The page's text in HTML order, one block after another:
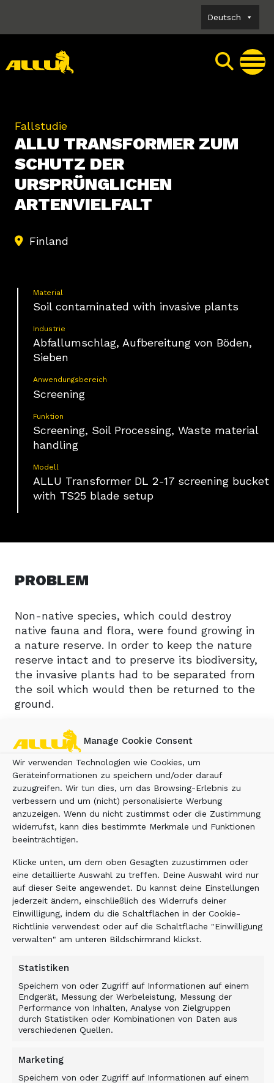
Manage Cookie Consent
Wir verwenden Technologien wie Cookies, um
Geräteinformationen zu speichern und/oder darauf
zuzugreifen. Wir tun dies, um das Browsing-Erlebnis zu
verbessern und um (nicht) personalisierte Werbung
anzuzeigen. Wenn du nicht zustimmst oder die Zustimmung
widerrufst, kann dies bestimmte Merkmale und Funktionen
beeinträchtigen.
Klicke unten, um dem oben Gesagten zuzustimmen oder
eine detaillierte Auswahl zu treffen. Deine Auswahl wird nur
auf dieser Seite angewendet. Du kannst deine Einstellungen
jederzeit ändern, einschließlich des Widerrufs deiner
Einwilligung, indem du die Schaltflächen in der Cookie-
Richtlinie verwendest oder auf die Schaltfläche "Einwilligung
verwalten" am unteren Bildschirmrand klickst.
Statistiken
Speichern von oder Zugriff auf Informationen auf einem
Endgerät, Messung der Werbeleistung, Messung der
Performance von Inhalten, Analyse von Zielgruppen
durch Statistiken oder Kombinationen von Daten aus
verschiedenen Quellen.
Marketing
Speichern von oder Zugriff auf Informationen auf einem
content
Deutsch
Fallstudie
ALLU TRANSFORMER ZUM
SCHUTZ DER
URSPRÜNGLICHEN
ARTENVIELFALT
Finland
Material
Soil contaminated with invasive plants
Industrie
Abfallumschlag, Aufbereitung von Böden,
Sieben
Anwendungsbereich
Screening
Funktion
Screening, Soil Processing, Waste material
handling
Modell
ALLU Transformer DL 2-17 screening bucket
with TS25 blade setup
PROBLEM
Non-native species, which could destroy
native fauna and flora, were found growing in
a nature reserve. In order to keep the nature
reserve intact and to preserve its biodiversity,
the invasive plants had to be separated from
the soil which would then be returned to the
ground.
SOLUTION
The surface layer of the earth was removed
using a backhoe bucket, which removed the
non-native species with their roots
intact. The ALLU Transformer screening
and to separate the soil from the
contaminants which was then reinserted into
the ground and plant residue removed.
BENEFIT
an effective solution for removing the non-
native species, proving in a limited space to
be a highly mobile space-saving solution.
TRANSFORMING YOUR GREEN